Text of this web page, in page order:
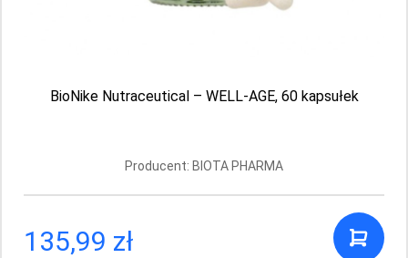
BioNike Nutraceutical – WELL-AGE, 60 kapsułek
Producent: BIOTA PHARMA
135,99 zł